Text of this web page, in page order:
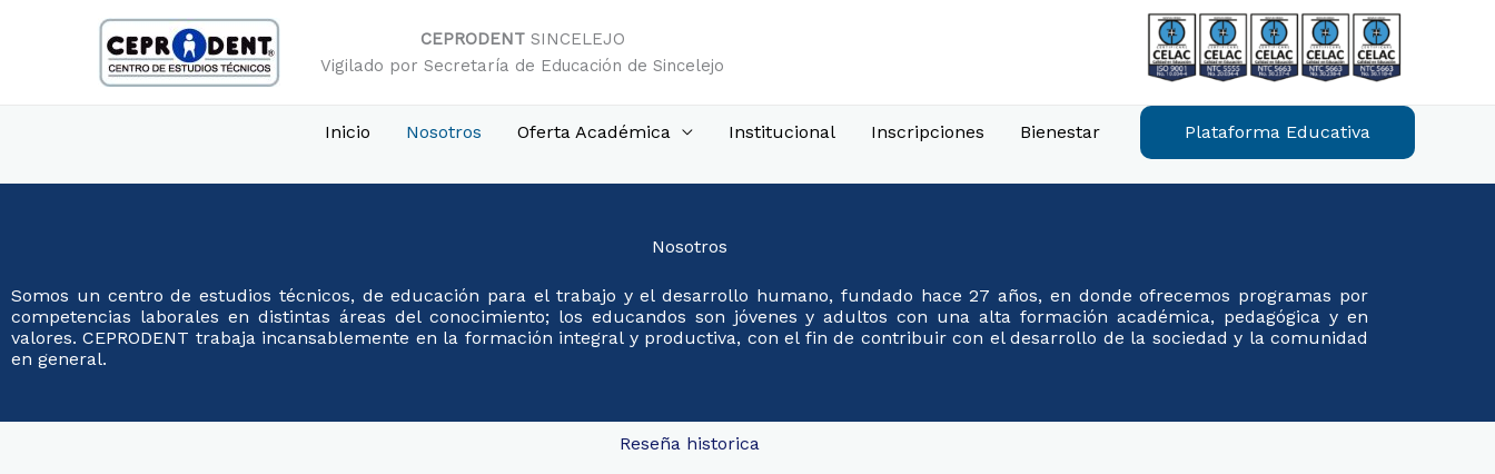
CEPRODENTSINCELEJO
Vigilado por Secretaría de Educación de Sincelejo
Inicio Nosotros Oferta Académica Institucional Inscripciones Bienestar Plataforma Educativa
Nosotros
Somos un centro de estudios técnicos, de educación para el trabajo y el desarrollo humano, fundado hace 27 años, en donde ofrecemos programas por
competencias laborales en distintas áreas del conocimiento; los educandos son jóvenes y adultos con una alta formación académica, pedagógica y en
valores. CEPRODENT trabaja incansablemente en la formación integral y productiva, con el fin de contribuir con el desarrollo de la sociedad y la comunidad
en general.
Reseña historica